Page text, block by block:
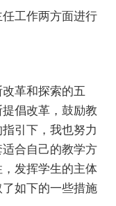
工作两方面进行
革和探索的五
倡改革，鼓励教
引下，我也努力
合自己的教学方
发挥学生的主体
如下的一些措施